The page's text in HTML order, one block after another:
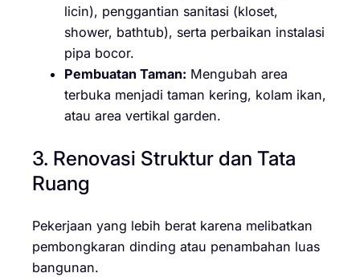
licin), penggantian sanitasi (kloset,
shower, bathtub), serta perbaikan instalasi
pipa bocor.
Pembuatan Taman: Mengubah area
terbuka menjadi taman kering, kolam ikan,
atau area vertikal garden.
3. Renovasi Struktur dan Tata
Ruang
Pekerjaan yang lebih berat karena melibatkan
pembongkaran dinding atau penambahan luas
bangunan.